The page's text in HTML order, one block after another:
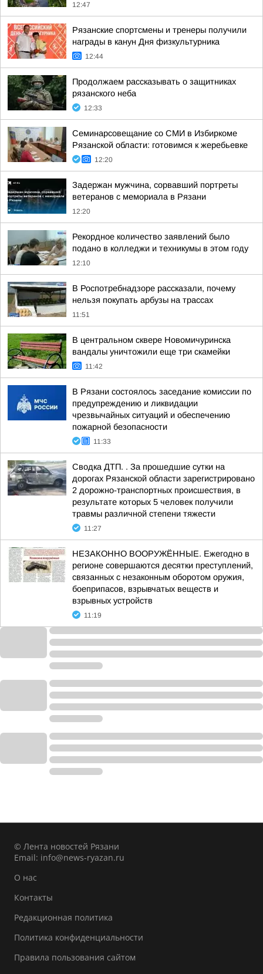
12:47
Рязанские спортсмены и тренеры получили
награды в канун Дня физкультурника
12:44
Продолжаем рассказывать о защитниках
рязанского неба
12:33
Семинарсовещание со СМИ в Избиркоме
Рязанской области: готовимся к жеребьевке
12:20
Задержан мужчина, сорвавший портреты
ветеранов с мемориала в Рязани
12:20
Рекордное количество заявлений было
подано в колледжи и техникумы в этом году
12:10
В Роспотребнадзоре рассказали, почему
нельзя покупать арбузы на трассах
11:51
В центральном сквере Новомичуринска
вандалы уничтожили еще три скамейки
11:42
В Рязани состоялось заседание комиссии по
предупреждению и ликвидации
чрезвычайных ситуаций и обеспечению
пожарной безопасности
11:33
Сводка ДТП. . За прошедшие сутки на
дорогах Рязанской области зарегистрировано
2 дорожно-транспортных происшествия, в
результате которых 5 человек получили
травмы различной степени тяжести
11:27
НЕЗАКОННО ВООРУЖЁННЫЕ. Ежегодно в
регионе совершаются десятки преступлений,
связанных с незаконным оборотом оружия,
боеприпасов, взрывчатых веществ и
взрывных устройств
11:19
© Лента новостей Рязани
Email: info@news-ryazan.ru
О нас
Контакты
Редакционная политика
Политика конфиденциальности
Правила пользования сайтом